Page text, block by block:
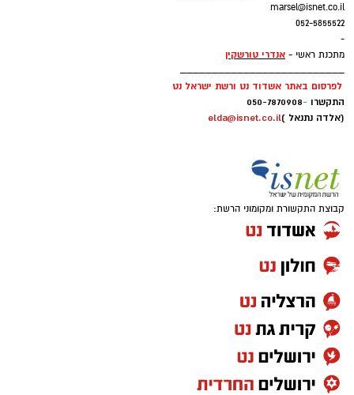
marsel@isnet.co.il
052-5855522
-
מתכנת ראשי - אנדרי טורשקין
לפרסום באתר אשדוד נט ורשת ישראל נט
התקשרו -
050-7870908
(אלדה נתנאל )elda@isnet.co.il
קבוצת התקשורת ומקומוני הרשת: